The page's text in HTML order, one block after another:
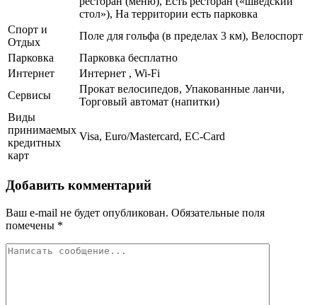
стол»), На территории есть парковка
Спорт и
Отдых
Поле для гольфа (в пределах 3 км), Велоспорт
Парковка
Парковка бесплатно
Интернет
Интернет , Wi-Fi
Сервисы
Прокат велосипедов, Упакованные ланчи,
Торговый автомат (напитки)
Виды
принимаемых
кредитных
карт
Visa, Euro/Mastercard, EC-Card
Добавить комментарий
Ваш e-mail не будет опубликован. Обязательные поля
помечены *